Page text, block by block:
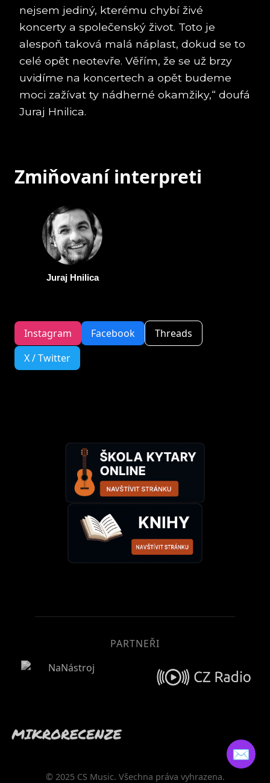
nejsem jediný, kterému chybí živé
koncerty a společenský život. Toto je
alespoň taková malá náplast, dokud se to
celé opět neotevře. Věřím, že se už brzy
uvidíme na koncertech a opět budeme
moci zažívat ty nádherné okamžiky,“ doufá
Juraj Hnilica.
Zmiňovaní interpreti
Juraj Hnilica
Instagram Facebook
Threads
X / Twitter
PARTNEŘI
© 2025 CS Music. Všechna práva vyhrazena.
✉️